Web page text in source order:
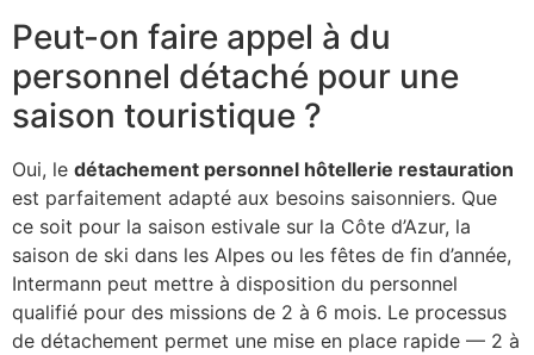
Peut-on faire appel à du
personnel détaché pour une
saison touristique ?
Oui, le détachement personnel hôtellerie restauration
est parfaitement adapté aux besoins saisonniers. Que
ce soit pour la saison estivale sur la Côte d’Azur, la
saison de ski dans les Alpes ou les fêtes de fin d’année,
Intermann peut mettre à disposition du personnel
qualifié pour des missions de 2 à 6 mois. Le processus
de détachement permet une mise en place rapide — 2 à